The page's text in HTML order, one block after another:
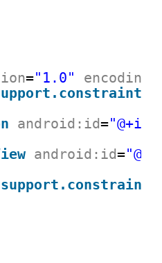
="1.0" encoding
android:id=
android:id=